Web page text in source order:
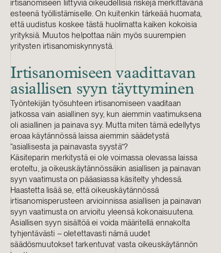
irtisanomiseen liittyviä oikeudellisia riskejä merkittävänä
esteenä työllistämiselle. On kuitenkin tärkeää huomata,
että uudistus koskee tästä huolimatta kaiken kokoisia
yrityksiä. Muutos helpottaa näin myös suurempien
yritysten irtisanomiskynnystä.
Irtisanomiseen vaadittavan
asiallisen syyn täyttyminen
Työntekijän työsuhteen irtisanomiseen vaaditaan
jatkossa vain asiallinen syy, kun aiemmin vaatimuksena
oli asiallinen ja painava syy. Mutta miten tämä edellytys
eroaa käytännössä laissa aiemmin säädetystä
“asiallisesta ja painavasta syystä”?
Käsiteparin merkitystä ei ole voimassa olevassa laissa
eroteltu, ja oikeuskäytännössäkin asiallisen ja painavan
syyn vaatimusta on pääasiassa käsitelty yhdessä.
Haastetta lisää se, että oikeuskäytännössä
irtisanomisperusteen arvioinnissa asiallisen ja painavan
syyn vaatimusta on arvioitu yleensä kokonaisuutena.
Asiallisen syyn sisältöä ei voida määritellä ennakolta
tyhjentävästi – oletettavasti nämä uudet
säädösmuutokset tarkentuvat vasta oikeuskäytännön